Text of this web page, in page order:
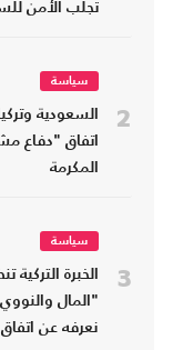
تجلب الأمن
2
سياسة
السعودية
اتفاق "دفاع
المكرمة
3
سياسة
الخبرة
"المال
نعرفه عن